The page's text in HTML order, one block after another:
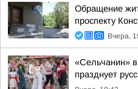
Обращение
проспекту
Вчера,
«Сельчанин»
празднует